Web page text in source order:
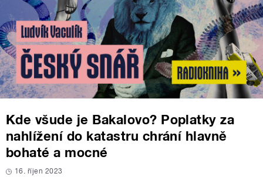
Kde všude je Bakalovo? Poplatky za
nahlížení do katastru chrání hlavně
bohaté a mocné
16. říjen 2023